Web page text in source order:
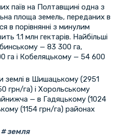
паїв на Полтавщині одна з
площа земель, переданих в
в порівнянні з минулим
1.1 млн гектарів. Найбільші
— 83 300 га,
га і Кобеляцькому — 54 600
землі в Шишацькому (2951
грн/га) і Хорольському
— в Гадяцькому (1024
(1154 грн/га) районах
земля